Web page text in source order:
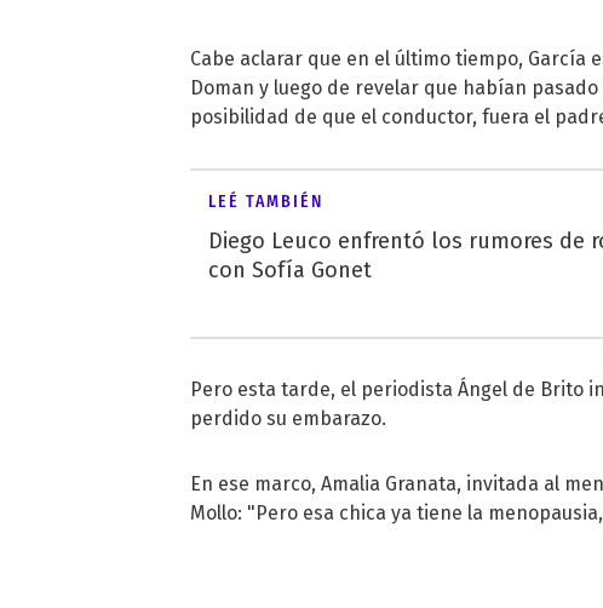
Cabe aclarar que en el último tiempo, García
Doman y luego de revelar que habían
posibilidad de que el conductor, fuera el
LEÉ TAMBIÉN
Diego Leuco enfrentó los rumores de
con Sofía Gonet
Pero esta tarde, el periodista Ángel de Brito
perdido su embarazo.
En ese marco, Amalia Granata, invitada al
Mollo: "Pero esa chica ya tiene la